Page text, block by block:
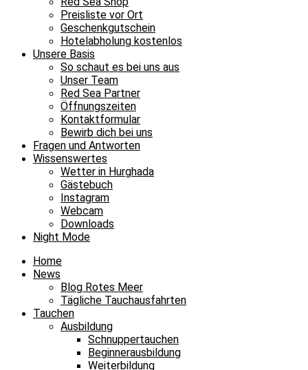
Preisliste vor Ort
Geschenkgutschein
Hotelabholung kostenlos
Unsere Basis
So schaut es bei uns aus
Unser Team
Red Sea Partner
Öffnungszeiten
Kontaktformular
Bewirb dich bei uns
Fragen und Antworten
Wissenswertes
Wetter in Hurghada
Gästebuch
Instagram
Webcam
Downloads
Night Mode
Home
News
Blog Rotes Meer
Tägliche Tauchausfahrten
Tauchen
Ausbildung
Schnuppertauchen
Beginnerausbildung
Weiterbildung